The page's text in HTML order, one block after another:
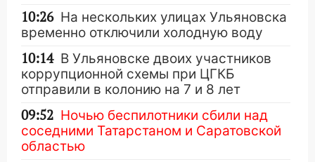
10:26 На нескольких улицах Ульяновска
временно отключили холодную воду
10:14 В Ульяновске двоих участников
коррупционной схемы при ЦГКБ
отправили в колонию на 7 и 8 лет
09:52 Ночью беспилотники сбили над
соседними Татарстаном и Саратовской
областью